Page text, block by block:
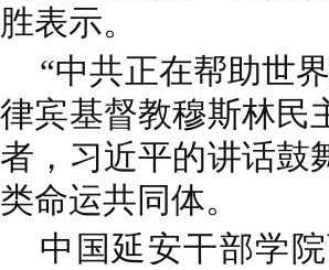
胜表示。
“中共正在帮助世
律宾基督教穆斯林民
者，习近平的讲话鼓
类命运共同体。
中国延安干部学